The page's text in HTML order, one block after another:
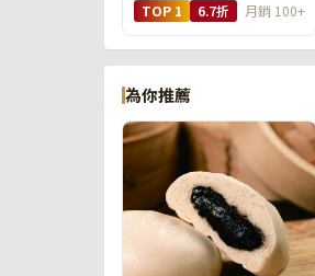
TOP 1 6.7折 月銷 100+
為你推薦